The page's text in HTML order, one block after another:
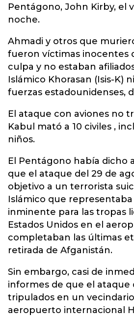
Pentágono, John Kirby, el
noche.
Ahmadi y otros que
fueron víctimas inocentes
culpa y no estaban
Islámico Khorasan (Isis-K)
fuerzas estadounidenses,
El ataque con aviones no
Kabul mató a 10 civiles ,
niños.
El Pentágono había dicho
que el ataque del 29 de
objetivo a un terrorista
Islámico que
inminente para las tropas
Estados Unidos en el
completaban las últimas
retirada de Afganistán.
Sin embargo, casi de
informes de que el ataque
tripulados en un
aeropuerto internacional